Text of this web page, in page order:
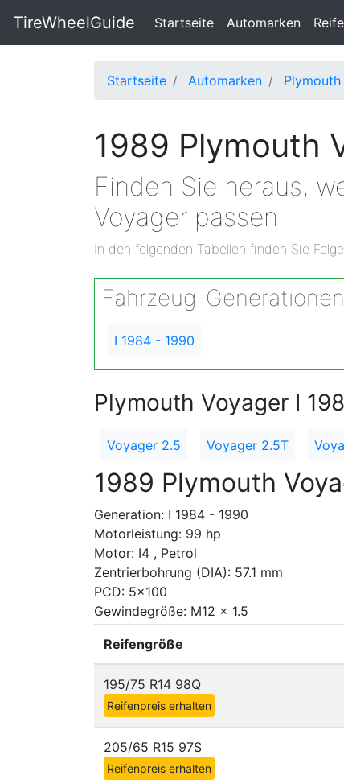
TireWheelGuide Startseite(current)
Automarken
Startseite Automarken Plymouth
1989 Plymouth
Finden Sie heraus,
Voyager passen
In den folgenden Tabellen finden Sie
Fahrzeug-Generationen
I 1984 - 1990
Plymouth Voyager I
Voyager 2.5 Voyager 2.5T
1989 Plymouth
Generation: I 1984 - 1990
Motorleistung: 99 hp
Motor: I4 , Petrol
Zentrierbohrung (DIA): 57.1 mm
PCD: 5x100
Gewindegröße: M12 x 1.5
Reifengröße
195/75 R14 98Q
Reifenpreis erhalten
205/65 R15 97S
Reifenpreis erhalten